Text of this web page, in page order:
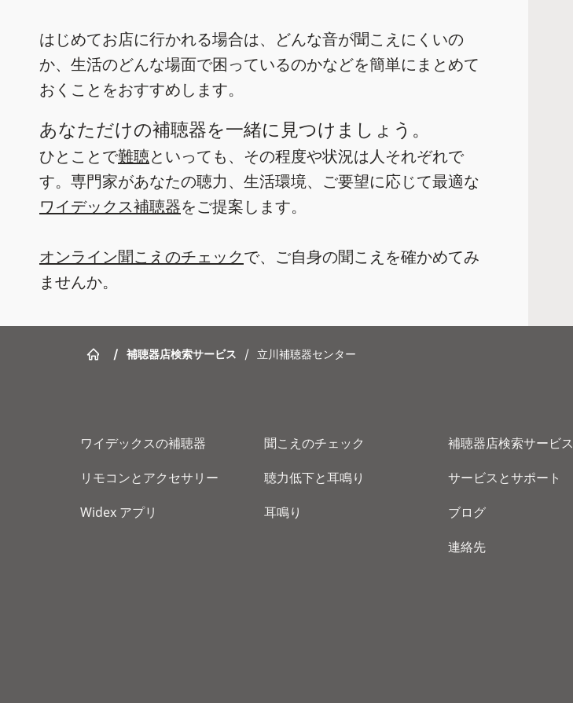
はじめてお店に行かれる場合は、どんな音が聞こえにくいの
か、生活のどんな場面で困っているのかなどを簡単にまとめて
おくことをおすすめします。
あなただけの補聴器を一緒に見つけましょう。
ひとことで難聴といっても、その程度や状況は人それぞれで
す。専門家があなたの聴力、生活環境、ご要望に応じて最適な
ワイデックス補聴器をご提案します。
オンライン聞こえのチェックで、ご自身の聞こえを確かめてみ
ませんか。
/ 補聴器店検索サービス / 立川補聴器センター
ワイデックスの補聴器
リモコンとアクセサリー
Widex アプリ
聞こえのチェック
聴力低下と耳鳴り
耳鳴り
補聴器店検索サービス
サービスとサポート
ブログ
連絡先